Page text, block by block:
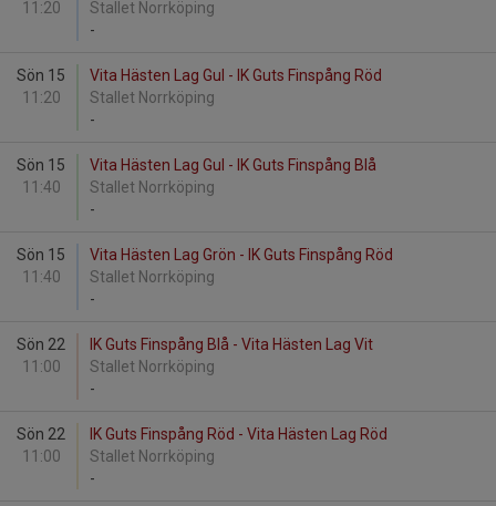
11:20
Stallet Norrköping
-
Sön 15
11:20
Vita Hästen Lag Gul - IK Guts Finspång Röd
Stallet Norrköping
-
Sön 15
11:40
Vita Hästen Lag Gul - IK Guts Finspång Blå
Stallet Norrköping
-
Sön 15
11:40
Vita Hästen Lag Grön - IK Guts Finspång Röd
Stallet Norrköping
-
Sön 22
11:00
IK Guts Finspång Blå - Vita Hästen Lag Vit
Stallet Norrköping
-
Sön 22
11:00
IK Guts Finspång Röd - Vita Hästen Lag Röd
Stallet Norrköping
-